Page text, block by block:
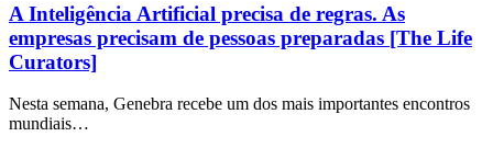
A Inteligência Artificial precisa de regras. As
empresas precisam de pessoas preparadas [The Life
Curators]
Nesta semana, Genebra recebe um dos mais importantes encontros
mundiais…